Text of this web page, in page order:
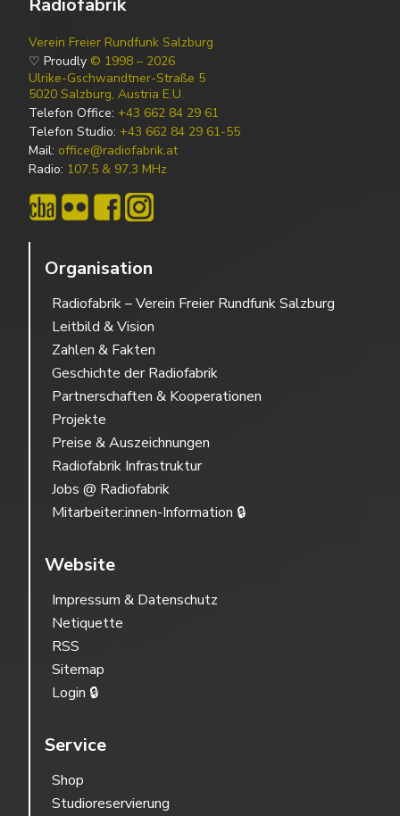
Radiofabrik
Verein Freier Rundfunk Salzburg
♡ Proudly © 1998 – 2026
Ulrike-Gschwandtner-Straße 5
5020 Salzburg, Austria E.U.
Telefon Office: +43 662 84 29 61
Telefon Studio: +43 662 84 29 61-55
Mail: office@radiofabrik.at
Radio: 107,5 & 97,3 MHz
Organisation
Radiofabrik – Verein Freier Rundfunk Salzburg
Leitbild & Vision
Zahlen & Fakten
Geschichte der Radiofabrik
Partnerschaften & Kooperationen
Projekte
Preise & Auszeichnungen
Radiofabrik Infrastruktur
Jobs @ Radiofabrik
Mitarbeiter:innen-Information 🔒
Website
Impressum & Datenschutz
Netiquette
RSS
Sitemap
Login 🔒
Service
Shop
Studioreservierung